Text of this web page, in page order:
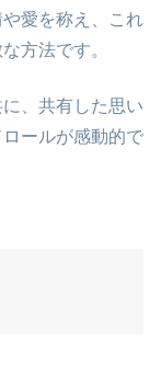
愛を称え、これ
方法です。
、共有した思い
ールが感動的で